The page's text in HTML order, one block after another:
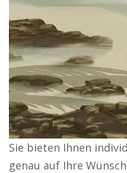
Sie bieten Ihnen
genau auf Ihre